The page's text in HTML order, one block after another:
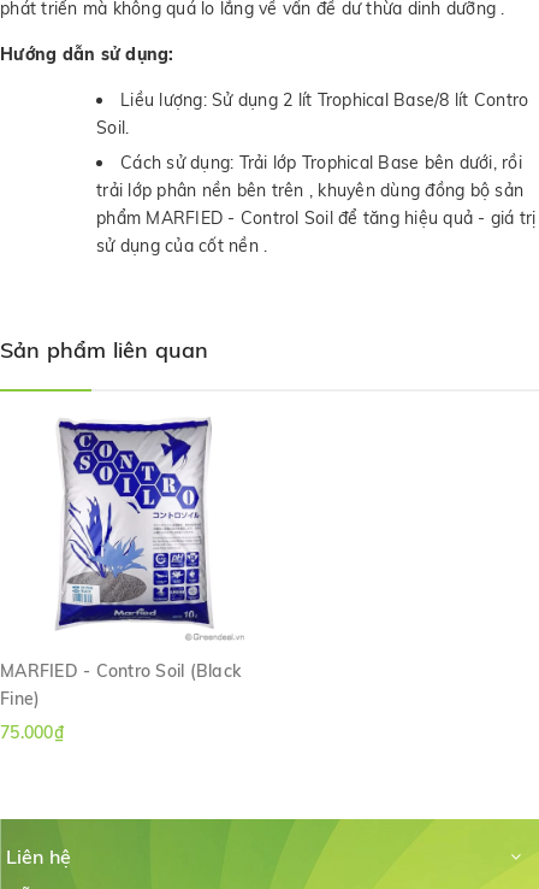
phát triển mà không quá lo lắng về vấn đề dư thừa dinh dưỡng .
Hướng dẫn sử dụng:
Liều lượng: Sử dụng 2 lít Trophical Base/8 lít Contro
Soil.
Cách sử dụng: Trải lớp Trophical Base bên dưới, rồi
trải lớp phân nền bên trên , khuyên dùng đồng bộ sản
phẩm MARFIED - Control Soil để tăng hiệu quả - giá trị
sử dụng của cốt nền .
Sản phẩm liên quan
MARFIED - Contro Soil (Black
Fine)
75.000₫
Liên hệ